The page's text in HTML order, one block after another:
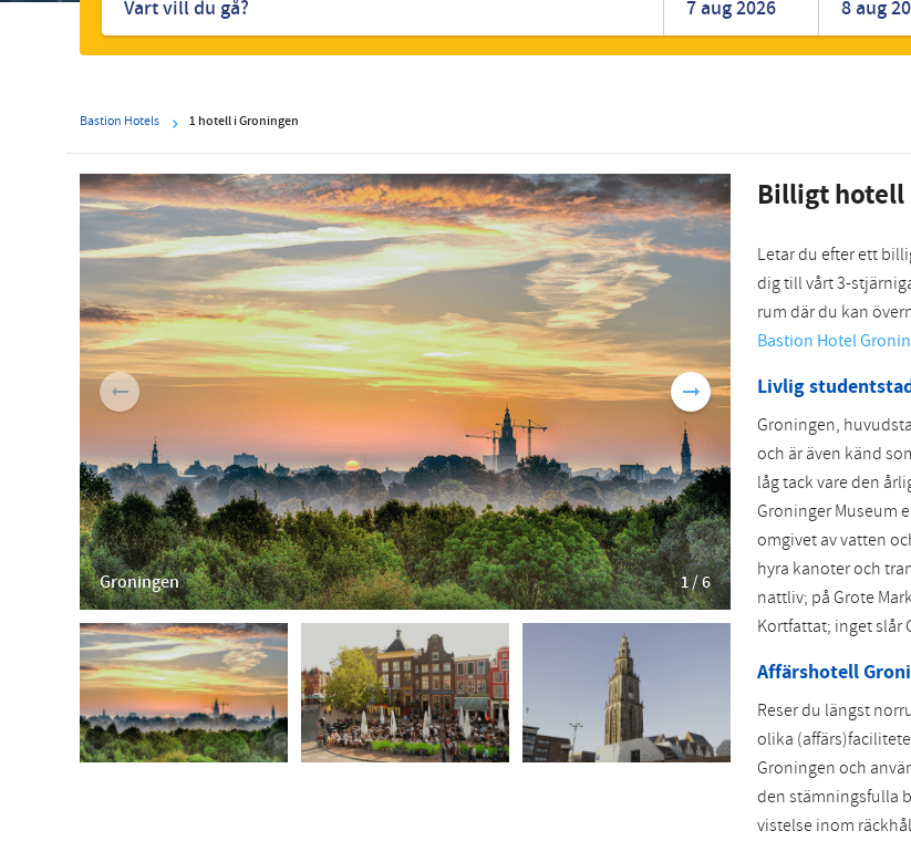
Turkish
hotell
Bastion Hotels 1 hotell i Groningen
Billigt hotell
Letar du efter ett
dig till vårt 3-
rum där du kan
Bastion Hotel
Livlig
Groningen,
och är även känd
låg tack vare den
Groninger Museum
omgivet av vatten
hyra kanoter och
nattliv; på Grote
Kortfattat; inget slår
Affärshotell
Reser du längst
olika
Groningen och
den stämningsfulla
vistelse inom
Groningen 1 / 6